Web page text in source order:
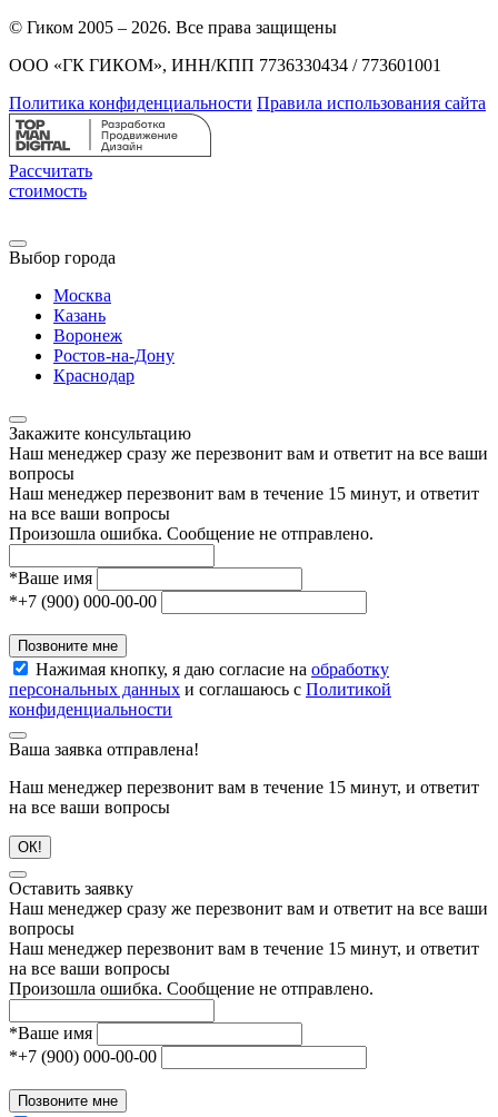
© Гиком 2005 – 2026. Все права защищены
ООО «ГК ГИКОМ», ИНН/КПП 7736330434 / 773601001
Политика конфиденциальности Правила использования сайта
Рассчитать
стоимость
Выбор города
Москва
Казань
Воронеж
Ростов-на-Дону
Краснодар
Закажите консультацию
Наш менеджер сразу же перезвонит вам и ответит на все ваши
вопросы
Наш менеджер перезвонит вам в течение 15 минут, и ответит
на все ваши вопросы
Произошла ошибка. Сообщение не отправлено.
*Ваше имя
*+7 (900) 000-00-00
Позвоните мне
Нажимая кнопку, я даю согласие на обработку
персональных данных и соглашаюсь с Политикой
конфиденциальности
Ваша заявка отправлена!
Наш менеджер перезвонит вам в течение 15 минут, и ответит
на все ваши вопросы
ОК!
Оставить заявку
Наш менеджер сразу же перезвонит вам и ответит на все ваши
вопросы
Наш менеджер перезвонит вам в течение 15 минут, и ответит
на все ваши вопросы
Произошла ошибка. Сообщение не отправлено.
*Ваше имя
*+7 (900) 000-00-00
Позвоните мне